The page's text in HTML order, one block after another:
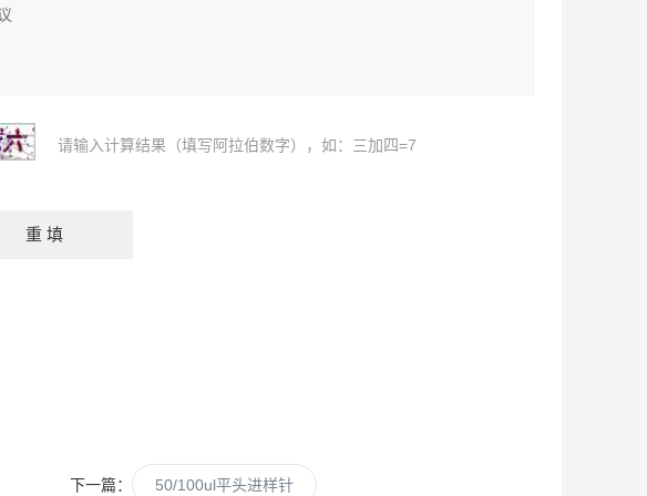
请输入计算结果（填写阿拉伯数字），如：三加四=7
下一篇： 50/100ul平头进样针